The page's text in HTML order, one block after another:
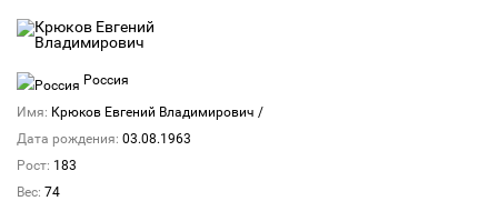
Россия
Имя: Крюков Евгений Владимирович /
Дата рождения: 03.08.1963
Рост: 183
Вес: 74